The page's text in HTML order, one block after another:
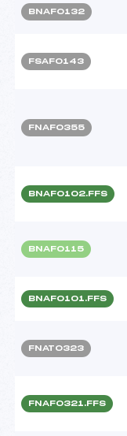
BNAF0132
FSAF0143
FNAF0355
BNAF0102.FFS
BNAF0115
BNAF0101.FFS
FNAT0323
FNAF0321.FFS